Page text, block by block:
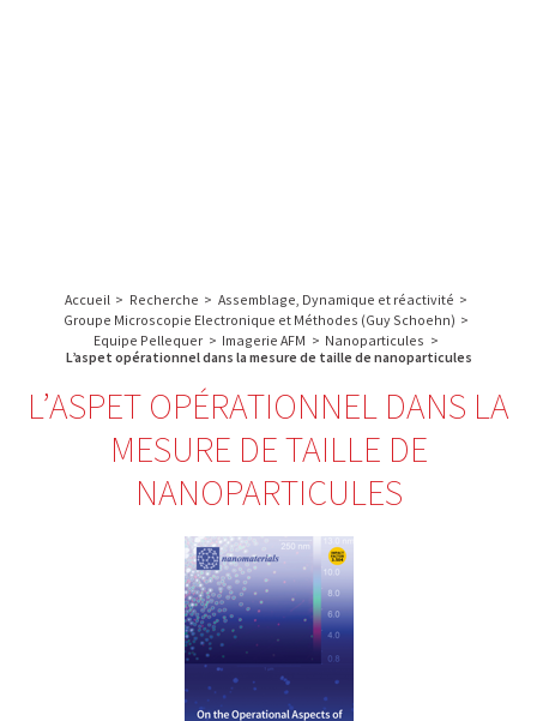
FRANCE
Accueil > Recherche > Assemblage, Dynamique et réactivité >
Groupe Microscopie Electronique et Méthodes (Guy Schoehn) >
Equipe Pellequer > Imagerie AFM > Nanoparticules >
L’aspet opérationnel dans la mesure de taille de nanoparticules
L’ASPET OPÉRATIONNEL DANS LA
MESURE DE TAILLE DE
NANOPARTICULES